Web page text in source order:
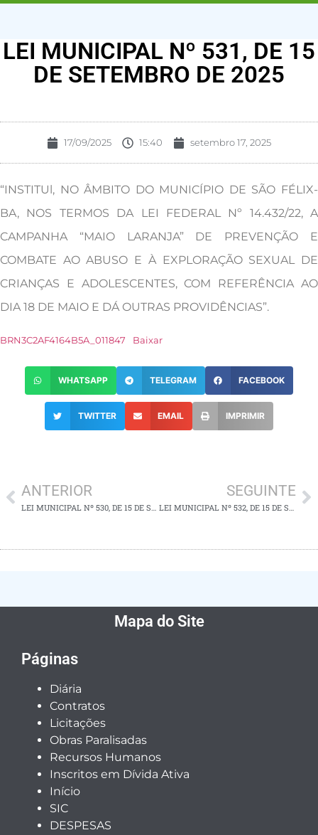
LEI MUNICIPAL Nº 531, DE 15
DE SETEMBRO DE 2025
17/09/2025 15:40 setembro 17, 2025
“INSTITUl, NO ÂMBITO DO MUNICÍPIO DE SÃO FÉLIX-
BA, NOS TERMOS DA LEI FEDERAL Nº 14.432/22, A
CAMPANHA “MAIO LARANJA” DE PREVENÇÃO E
COMBATE AO ABUSO E À EXPLORAÇÃO SEXUAL DE
CRIANÇAS E ADOLESCENTES, COM REFERÊNCIA AO
DIA 18 DE MAIO E DÁ OUTRAS PROVIDÊNCIAS”.
BRN3C2AF4164B5A_011847 Baixar
WHATSAPP TELEGRAM FACEBOOK
TWITTER EMAIL IMPRIMIR
ANTERIOR
LEI MUNICIPAL Nº 530, DE 15 DE SETEMBRO DE 2025
SEGUINTE
LEI MUNICIPAL Nº 532, DE 15 DE SETEMBRO DE 2025
Mapa do Site
Páginas
Diária
Contratos
Licitações
Obras Paralisadas
Recursos Humanos
Inscritos em Dívida Ativa
Início
SIC
DESPESAS